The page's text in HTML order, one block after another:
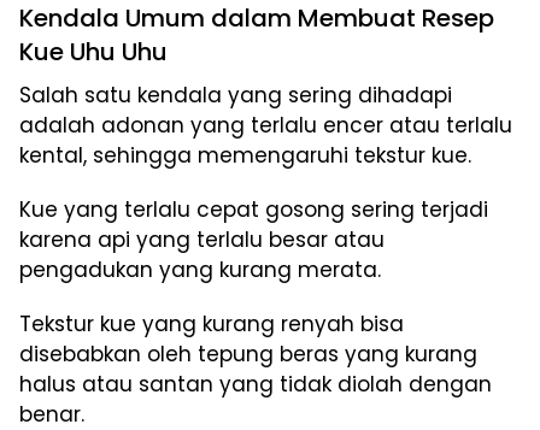
Kendala Umum dalam Membuat Resep
Kue Uhu Uhu
Salah satu kendala yang sering dihadapi
adalah adonan yang terlalu encer atau terlalu
kental, sehingga memengaruhi tekstur kue.
Kue yang terlalu cepat gosong sering terjadi
karena api yang terlalu besar atau
pengadukan yang kurang merata.
Tekstur kue yang kurang renyah bisa
disebabkan oleh tepung beras yang kurang
halus atau santan yang tidak diolah dengan
benar.